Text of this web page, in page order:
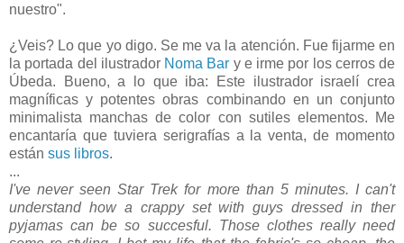
nuestro".
¿Veis? Lo que yo digo. Se me va la atención. Fue fijarme en
la portada del ilustrador Noma Bar y e irme por los cerros de
Úbeda. Bueno, a lo que iba: Este ilustrador israelí crea
magníficas y potentes obras combinando en un conjunto
minimalista manchas de color con sutiles elementos. Me
encantaría que tuviera serigrafías a la venta, de momento
están sus libros.
...
I've never seen Star Trek for more than 5 minutes. I can't
understand how a crappy set with guys dressed in ther
pyjamas can be so succesful. Those clothes really need